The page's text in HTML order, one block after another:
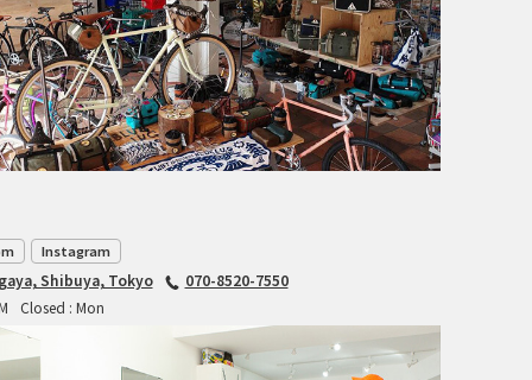
OTHER BRANDS
RAWLAND CYCLES
RETROTEC
ROSKO
Instagram
Shibuya, Tokyo
070-8520-7550
Closed : Mon